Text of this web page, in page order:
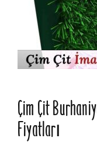
Çim Çit
Fiyatları